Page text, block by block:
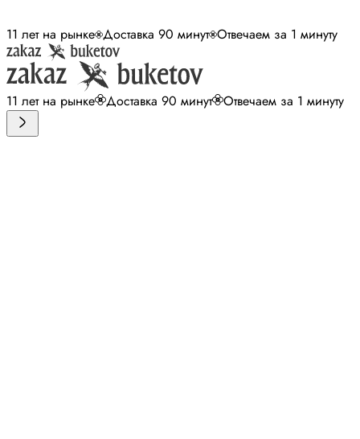
11 лет на рынке Доставка 90 минут Отвечаем за 1 минуту
11 лет на рынке Доставка 90 минут Отвечаем за 1 минуту